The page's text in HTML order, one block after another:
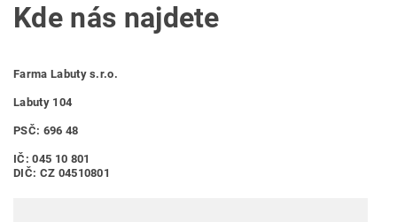
Kde nás najdete
Farma Labuty s.r.o.
Labuty 104
PSČ: 696 48
IČ: 045 10 801
DIČ: CZ 04510801